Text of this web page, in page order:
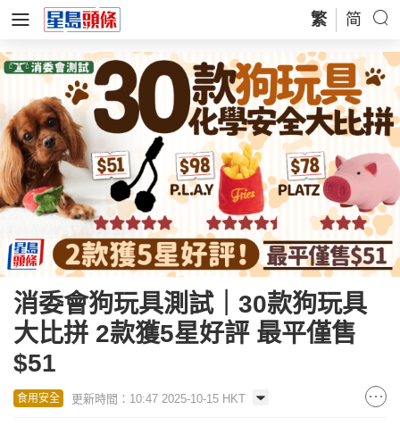
繁 简
消委會狗玩具測試｜30款狗玩具
大比拼 2款獲5星好評 最平僅售
$51
食用安全 更新時間：10:47 2025-10-15 HKT